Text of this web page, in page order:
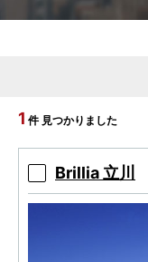
1 件 見つかりました
Brillia 立川